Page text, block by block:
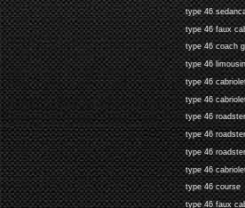
type 46
type 46 faux
type 46 coach
type 46
type 46
type 46
type 46
type 46
type 46
type 46
type 46 course
type 46 faux